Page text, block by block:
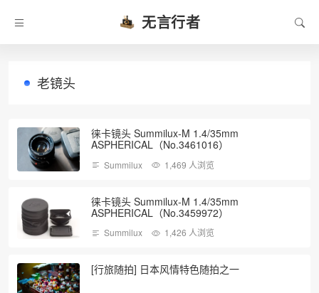
无言行者
老镜头
徕卡镜头 Summilux-M 1.4/35mm
ASPHERICAL（No.3461016​）
Summilux 1,469 人浏览
徕卡镜头 Summilux-M 1.4/35mm
ASPHERICAL（No.3459972）
Summilux 1,426 人浏览
[行旅随拍] 日本风情特色随拍之一